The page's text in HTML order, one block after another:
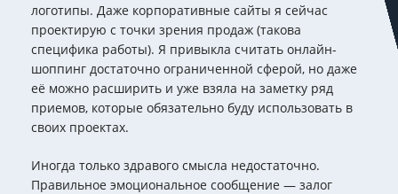
логотипы. Даже корпоративные сайты я сейчас
проектирую с точки зрения продаж (такова
специфика работы). Я привыкла считать онлайн-
шоппинг достаточно ограниченной сферой, но даже
её можно расширить и уже взяла на заметку ряд
приемов, которые обязательно буду использовать в
своих проектах.
Иногда только здравого смысла недостаточно.
Правильное эмоциональное сообщение — залог